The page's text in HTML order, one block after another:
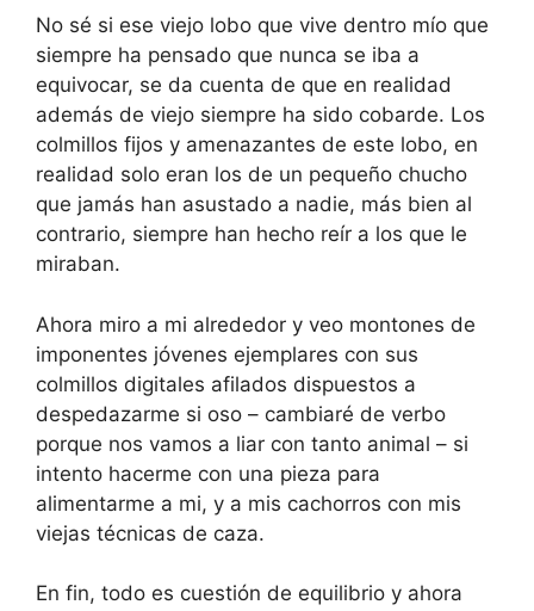
No sé si ese viejo lobo que vive dentro mío que
siempre ha pensado que nunca se iba a
equivocar, se da cuenta de que en realidad
además de viejo siempre ha sido cobarde. Los
colmillos fijos y amenazantes de este lobo, en
realidad solo eran los de un pequeño chucho
que jamás han asustado a nadie, más bien al
contrario, siempre han hecho reír a los que le
miraban.
Ahora miro a mi alrededor y veo montones de
imponentes jóvenes ejemplares con sus
colmillos digitales afilados dispuestos a
despedazarme si oso – cambiaré de verbo
porque nos vamos a liar con tanto animal – si
intento hacerme con una pieza para
alimentarme a mi, y a mis cachorros con mis
viejas técnicas de caza.
En fin, todo es cuestión de equilibrio y ahora